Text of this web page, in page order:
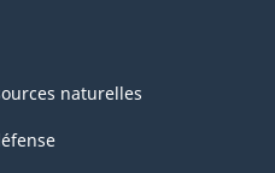
naturelles